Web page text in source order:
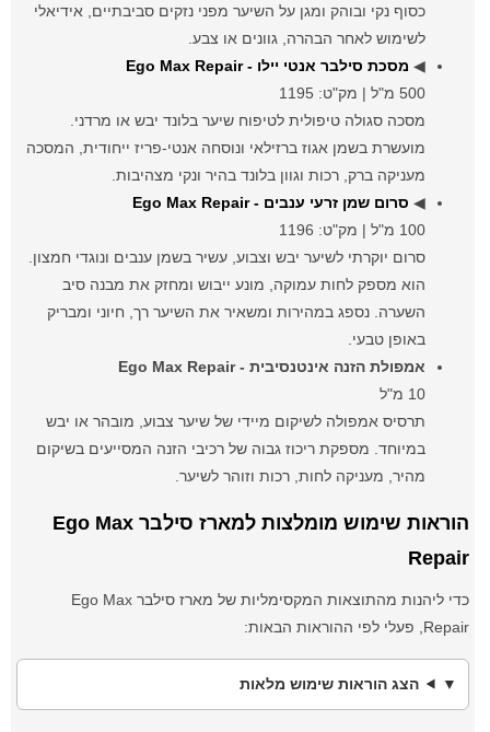
כסוף נקי ובוהק ומגן על השיער מפני נזקים סביבתיים, אידיאלי
לשימוש לאחר הבהרה, גוונים או צבע.
◀ מסכת סילבר אנטי יילו - Ego Max Repair
500 מ"ל | מק"ט: 1195
מסכה סגולה טיפולית לטיפוח שיער בלונד יבש או מרדני.
מועשרת בשמן אגוז ברזילאי ונוסחה אנטי-פריז ייחודית, המסכה
מעניקה ברק, רכות וגוון בלונד בהיר ונקי מצהיבות.
◀ סרום שמן זרעי ענבים - Ego Max Repair
100 מ"ל | מק"ט: 1196
סרום יוקרתי לשיער יבש וצבוע, עשיר בשמן ענבים ונוגדי חמצון.
הוא מספק לחות עמוקה, מונע ייבוש ומחזק את מבנה סיב
השערה. נספג במהירות ומשאיר את השיער רך, חיוני ומבריק
באופן טבעי.
אמפולת הזנה אינטנסיבית - Ego Max Repair
10 מ"ל
תרסיס אמפולה לשיקום מיידי של שיער צבוע, מובהר או יבש
במיוחד. מספקת ריכוז גבוה של רכיבי הזנה המסייעים בשיקום
מהיר, מעניקה לחות, רכות וזוהר לשיער.
הוראות שימוש מומלצות למארז סילבר Ego Max
Repair
כדי ליהנות מהתוצאות המקסימליות של מארז סילבר Ego Max
Repair, פעלי לפי ההוראות הבאות:
הצג הוראות שימוש מלאות